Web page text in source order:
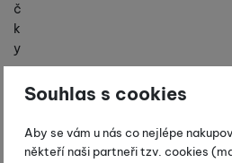
Souhlas s cookies
Aby se vám u nás co nejlépe
někteří naši partneři tzv. cookies
č
k
y